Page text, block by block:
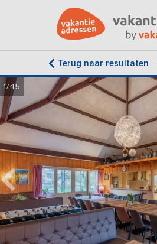
Terug naar resultaten
1/45